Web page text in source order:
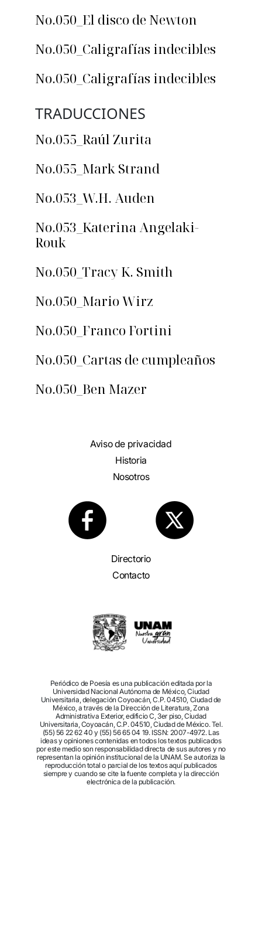
No.050_El disco de Newton
No.050_Caligrafías indecibles
No.050_Caligrafías indecibles
TRADUCCIONES
No.055_Raúl Zurita
No.055_Mark Strand
No.053_W.H. Auden
No.053_Katerina Angelaki-
Rouk
No.050_Tracy K. Smith
No.050_Mario Wirz
No.050_Franco Fortini
No.050_Cartas de cumpleaños
No.050_Ben Mazer
Aviso de privacidad
Historia
Nosotros
Directorio
Contacto
Periódico de Poesía es una publicación editada por la
Universidad Nacional Autónoma de México, Ciudad
Universitaria, delegación Coyoacán, C.P. 04510, Ciudad de
México, a través de la Dirección de Literatura, Zona
Administrativa Exterior, edificio C, 3er piso, Ciudad
Universitaria, Coyoacán, C.P. 04510, Ciudad de México. Tel.
(55) 56 22 62 40 y (55) 56 65 04 19. ISSN: 2007-4972. Las
ideas y opiniones contenidas en todos los textos publicados
por este medio son responsabilidad directa de sus autores y no
representan la opinión institucional de la UNAM. Se autoriza la
reproducción total o parcial de los textos aquí publicados
siempre y cuando se cite la fuente completa y la dirección
electrónica de la publicación.